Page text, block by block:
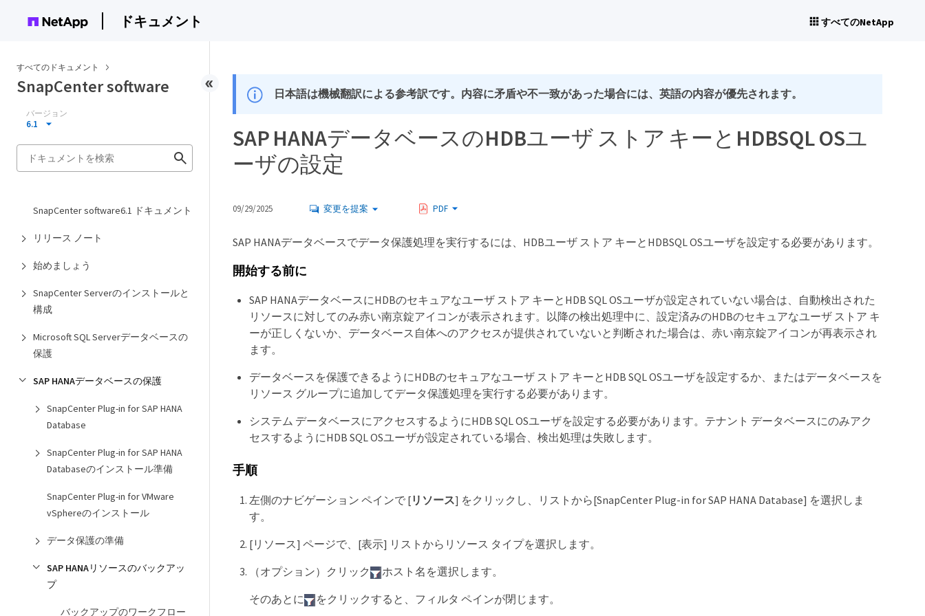
ドキュメント すべてのNetApp
すべてのドキュメント
SnapCenter software
バージョン
6.1
SnapCenter software6.1 ドキュメント
リリース ノート
始めましょう
SnapCenter Serverのインストールと
構成
Microsoft SQL Serverデータベースの
保護
SAP HANAデータベースの保護
SnapCenter Plug-in for SAP HANA
Database
SnapCenter Plug-in for SAP HANA
Databaseのインストール準備
SnapCenter Plug-in for VMware
vSphereのインストール
データ保護の準備
SAP HANAリソースのバックアッ
プ
バックアップのワークフロー
日本語は機械翻訳による参考訳です。内容に矛盾や不一致があった場合には、英語の内容が優先されます。
SAP HANAデータベースのHDBユーザ ストア キーとHDBSQL OSユ
ーザの設定
09/29/2025 変更を提案 PDF
SAP HANAデータベースでデータ保護処理を実行するには、HDBユーザ ストア キーとHDBSQL OSユーザを設定する必要があります。
開始する前に
SAP HANAデータベースにHDBのセキュアなユーザ ストア キーとHDB SQL OSユーザが設定されていない場合は、自動検出された
リソースに対してのみ赤い南京錠アイコンが表示されます。以降の検出処理中に、設定済みのHDBのセキュアなユーザ ストア キ
ーが正しくないか、データベース自体へのアクセスが提供されていないと判断された場合は、赤い南京錠アイコンが再表示され
ます。
データベースを保護できるようにHDBのセキュアなユーザ ストア キーとHDB SQL OSユーザを設定するか、またはデータベースを
リソース グループに追加してデータ保護処理を実行する必要があります。
システム データベースにアクセスするようにHDB SQL OSユーザを設定する必要があります。テナント データベースにのみアク
セスするようにHDB SQL OSユーザが設定されている場合、検出処理は失敗します。
手順
左側のナビゲーション ペインで [リソース] をクリックし、リストから[SnapCenter Plug-in for SAP HANA Database] を選択しま
す。
[リソース] ページで、[表示] リストからリソース タイプを選択します。
（オプション）クリック
ホスト名を選択します。
そのあとに
をクリックすると、フィルタ ペインが閉じます。